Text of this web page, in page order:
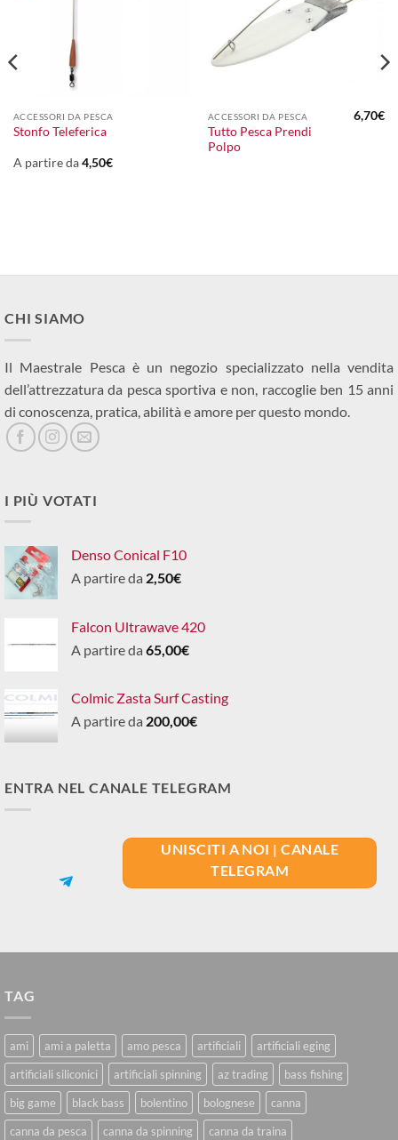
ACCESSORI DA PESCA
Stonfo Teleferica
A partire da4,50€
ACCESSORI DA PESCA
Tutto Pesca Prendi
Polpo
6,70€
CHI SIAMO
Il Maestrale Pesca è un negozio specializzato nella vendita
dell’attrezzatura da pesca sportiva e non, raccoglie ben 15 anni
di conoscenza, pratica, abilità e amore per questo mondo.
I PIÙ VOTATI
Denso Conical F10
A partire da 2,50€
Falcon Ultrawave 420
A partire da 65,00€
Colmic Zasta Surf Casting
A partire da 200,00€
ENTRA NEL CANALE TELEGRAM
UNISCITI A NOI | CANALE
TELEGRAM
TAG
ami ami a paletta amo pesca artificiali
artificiali eging
artificiali siliconici
artificiali spinning az trading
bass fishing
big game
black bass bolentino bolognese
canna
canna da pesca
canna da spinning canna da traina